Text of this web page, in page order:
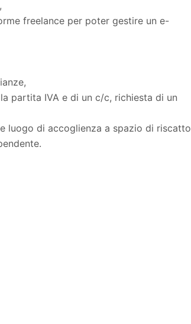
freelance per poter gestire un e-
partita IVA e di un c/c, richiesta di un
luogo di accoglienza a spazio di